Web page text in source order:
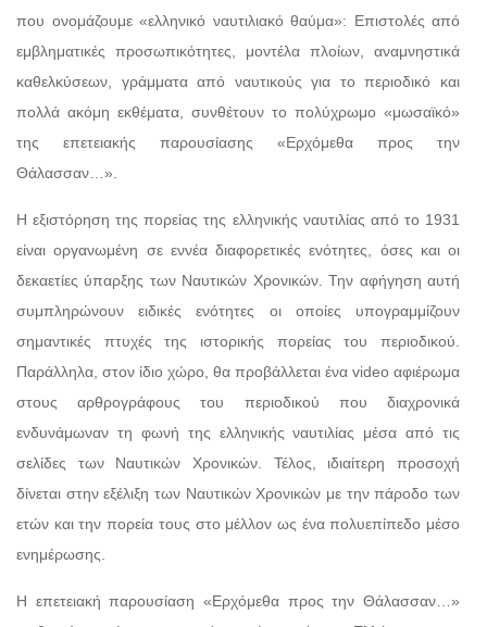
που ονομάζουμε «ελληνικό ναυτιλιακό θαύμα»: Επιστολές από
εμβληματικές προσωπικότητες, μοντέλα πλοίων, αναμνηστικά
καθελκύσεων, γράμματα από ναυτικούς για το περιοδικό και
πολλά ακόμη εκθέματα, συνθέτουν το πολύχρωμο «μωσαϊκό»
της επετειακής παρουσίασης «Ερχόμεθα προς την
Θάλασσαν…».
Η εξιστόρηση της πορείας της ελληνικής ναυτιλίας από το 1931
είναι οργανωμένη σε εννέα διαφορετικές ενότητες, όσες και οι
δεκαετίες ύπαρξης των Ναυτικών Χρονικών. Την αφήγηση αυτή
συμπληρώνουν ειδικές ενότητες οι οποίες υπογραμμίζουν
σημαντικές πτυχές της ιστορικής πορείας του περιοδικού.
Παράλληλα, στον ίδιο χώρο, θα προβάλλεται ένα video αφιέρωμα
στους αρθρογράφους του περιοδικού που διαχρονικά
ενδυνάμωναν τη φωνή της ελληνικής ναυτιλίας μέσα από τις
σελίδες των Ναυτικών Χρονικών. Τέλος, ιδιαίτερη προσοχή
δίνεται στην εξέλιξη των Ναυτικών Χρονικών με την πάροδο των
ετών και την πορεία τους στο μέλλον ως ένα πολυεπίπεδο μέσο
ενημέρωσης.
Η επετειακή παρουσίαση «Ερχόμεθα προς την Θάλασσαν…»